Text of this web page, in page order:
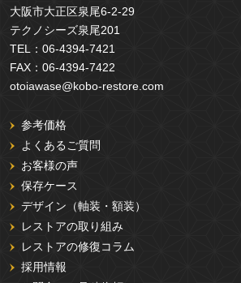
大阪市大正区泉尾6-2-29
テクノシーズ泉尾201
TEL： 06-4394-7421
FAX： 06-4394-7422
otoiawase@kobo-restore.com
参考価格
よくあるご質問
お客様の声
保存ケース
デザイン（軸装・額装）
レストアの取り組み
レストアの修復コラム
採用情報